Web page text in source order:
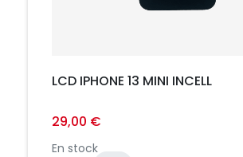
LCD IPHONE 13 MINI INCELL
29,00 €
En stock